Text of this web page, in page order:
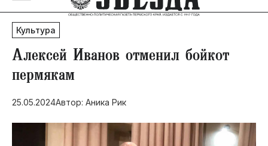
80 лет Победы
Молодежная столица РФ
СВО
Социальная поддержка
Инфраструктура
Благоустройство
Культура
Алексей Иванов отменил бойкот
пермякам
25.05.2024Автор: Аника Рик